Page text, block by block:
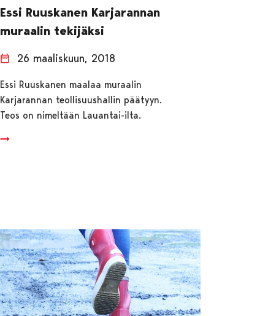
Essi Ruuskanen Karjarannan
muraalin tekijäksi
26 maaliskuun, 2018
Essi Ruuskanen maalaa muraalin
Karjarannan teollisuushallin päätyyn.
Teos on nimeltään Lauantai-ilta.